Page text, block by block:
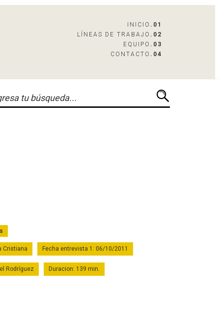
INICIO .01
LÍNEAS DE TRABAJO .02
EQUIPO .03
CONTACTO .04
Cristiana Fecha entrevista 1: 06/10/2011
Rodríguez Duracion: 139 min.